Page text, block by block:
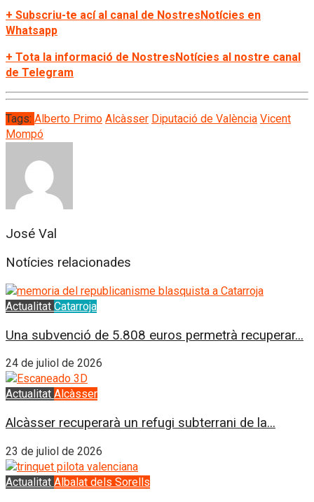
+ Subscriu-te ací al canal de NostresNotícies en
Whatsapp
+ Tota la informació de NostresNotícies al nostre canal
de Telegram
Tags: Alberto Primo Alcàsser Diputació de València Vicent
Mompó
José Val
Notícies relacionades
Actualitat Catarroja
Una subvenció de 5.808 euros permetrà recuperar...
24 de juliol de 2026
Actualitat Alcàsser
Alcàsser recuperarà un refugi subterrani de la...
23 de juliol de 2026
Actualitat Albalat dels Sorells